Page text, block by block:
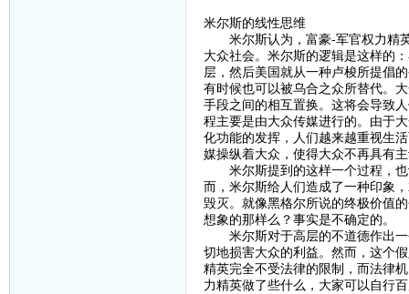
米尔斯的线性思维
米尔斯认为，富豪-军官权力精英
大众社会。米尔斯的逻辑是这样的
层，然后美国就从一种卢梭所提倡
有时候也可以被乌合之众所替代。
手段之间的相互置换。这将会导致
程主要是由大众传媒进行的。由于
化功能的发挥，人们越来越重视生
媒操纵着大众，使得大众不再具有
米尔斯提到的这样一个过程，也
而，米尔斯给人们造成了一种印象
毁灭。就像黑格尔所说的终极价值
想象的那样么？事实是不确定的。
米尔斯对于高层的不道德作出一
切地损害大众的利益。然而，这个
精英完全不受法律的限制，而法律
力精英做了些什么，大家可以自行